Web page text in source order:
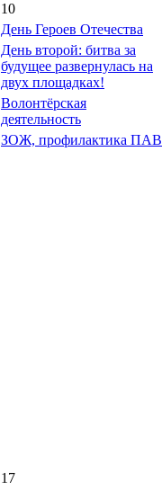
10
День Героев Отечества
День второй: битва за
будущее развернулась на
двух площадках!
Волонтёрская
деятельность
ЗОЖ, профилактика ПАВ
17